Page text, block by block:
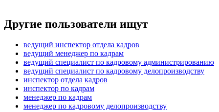
Другие пользователи ищут
ведущий инспектор отдела кадров
ведущий менеджер по кадрам
ведущий специалист по кадровому администрированию
ведущий специалист по кадровому делопроизводству
инспектор отдела кадров
инспектор по кадрам
менеджер по кадрам
менеджер по кадровому делопроизводству